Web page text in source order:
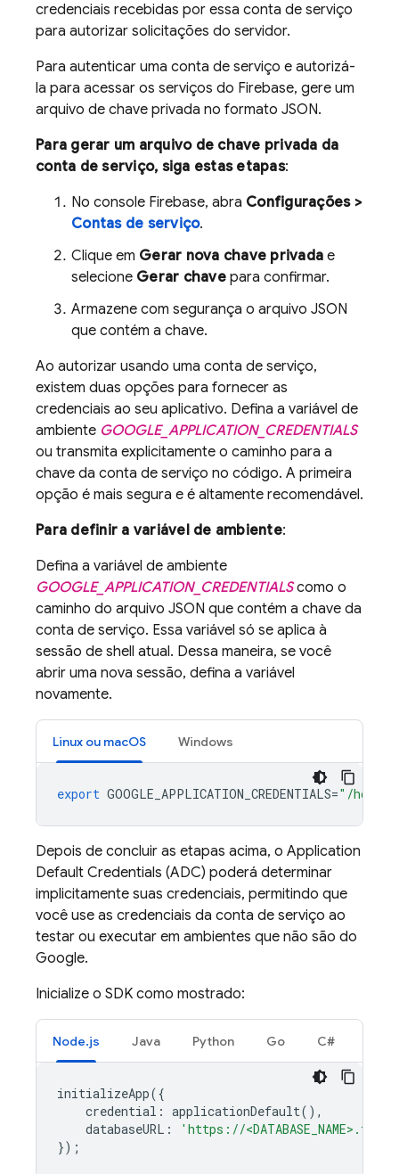
credenciais recebidas por essa conta de serviço
para autorizar solicitações do servidor.
Para autenticar uma conta de serviço e autorizá-
la para acessar os serviços do Firebase, gere um
arquivo de chave privada no formato JSON.
Para gerar um arquivo de chave privada da
conta de serviço, siga estas etapas:
No console Firebase, abra Configurações >
Contas de serviço.
Clique em Gerar nova chave privada e
selecione Gerar chavepara confirmar.
Armazene com segurança o arquivo JSON
que contém a chave.
Ao autorizar usando uma conta de serviço,
existem duas opções para fornecer as
credenciais ao seu aplicativo. Defina a variável de
ambiente GOOGLE_APPLICATION_CREDENTIALS
ou transmita explicitamente o caminho para a
chave da conta de serviço no código. A primeira
opção é mais segura e é altamente recomendável.
Para definir a variável de ambiente:
Defina a variável de ambiente
GOOGLE_APPLICATION_CREDENTIALScomo o
caminho do arquivo JSON que contém a chave da
conta de serviço. Essa variável só se aplica à
sessão de shell atual. Dessa maneira, se você
abrir uma nova sessão, defina a variável
novamente.
Linux ou macOS Windows
export GOOGLE_APPLICATION_CREDENTIALS="/home/
Depois de concluir as etapas acima, o Application
Default Credentials (ADC) poderá determinar
implicitamente suas credenciais, permitindo que
você use as credenciais da conta de serviço ao
testar ou executar em ambientes que não são do
Google.
Inicialize o SDK como mostrado:
Node.js Java Python Go C#
initializeApp({
credential : applicationDefault(),
databaseURL :
'https://
});